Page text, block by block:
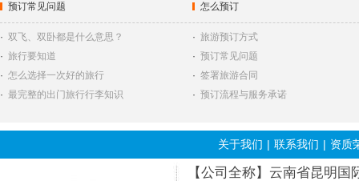
预订常见问题 怎么预订
· 双飞、双卧都是什么意思？
· 旅行要知道
· 怎么选择一次好的旅行
· 最完整的出门旅行行李知识
· 旅游预订方式
· 预订常见问题
· 签署旅游合同
· 预订流程与服务承诺
关于我们 | 联系我们 | 资质
【公司全称】云南省昆明